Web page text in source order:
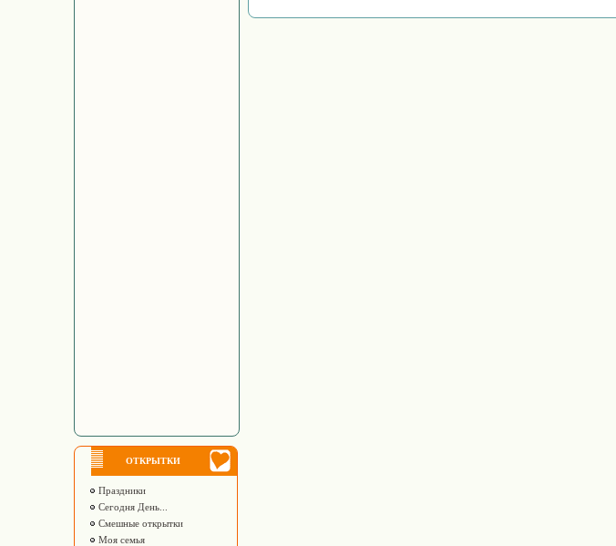
ОТКРЫТКИ
Праздники
Сегодня День...
Смешные открытки
Моя семья